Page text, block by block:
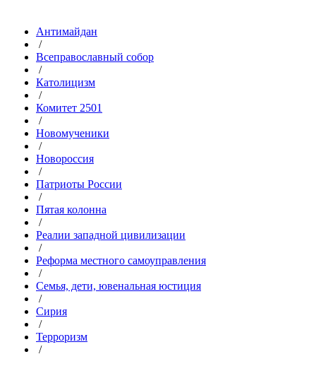
Антимайдан
/
Всеправославный собор
/
Католицизм
/
Комитет 2501
/
Новомученики
/
Новороссия
/
Патриоты России
/
Пятая колонна
/
Реалии западной цивилизации
/
Реформа местного самоуправления
/
Семья, дети, ювенальная юстиция
/
Сирия
/
Терроризм
/